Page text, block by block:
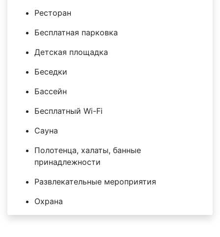
Ресторан
Бесплатная парковка
Детская площадка
Беседки
Бассейн
Бесплатный Wi-Fi
Сауна
Полотенца, халаты, банные
принадлежности
Развлекательные мероприятия
Охрана